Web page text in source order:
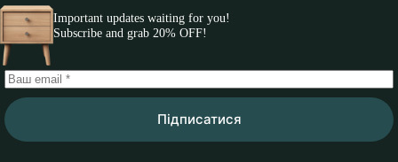
Important updates waiting for you!
Subscribe and grab 20% OFF!
Підписатися